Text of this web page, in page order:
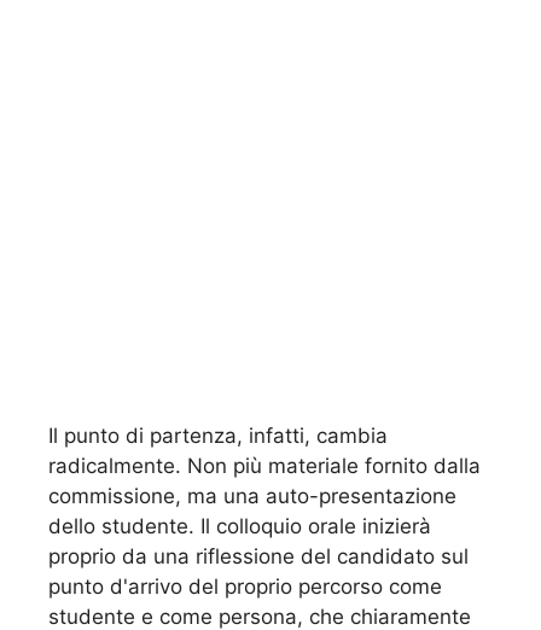
Il punto di partenza, infatti, cambia
radicalmente. Non più materiale fornito dalla
commissione, ma una auto-presentazione
dello studente. Il colloquio orale inizierà
proprio da una riflessione del candidato sul
punto d'arrivo del proprio percorso come
studente e come persona, che chiaramente